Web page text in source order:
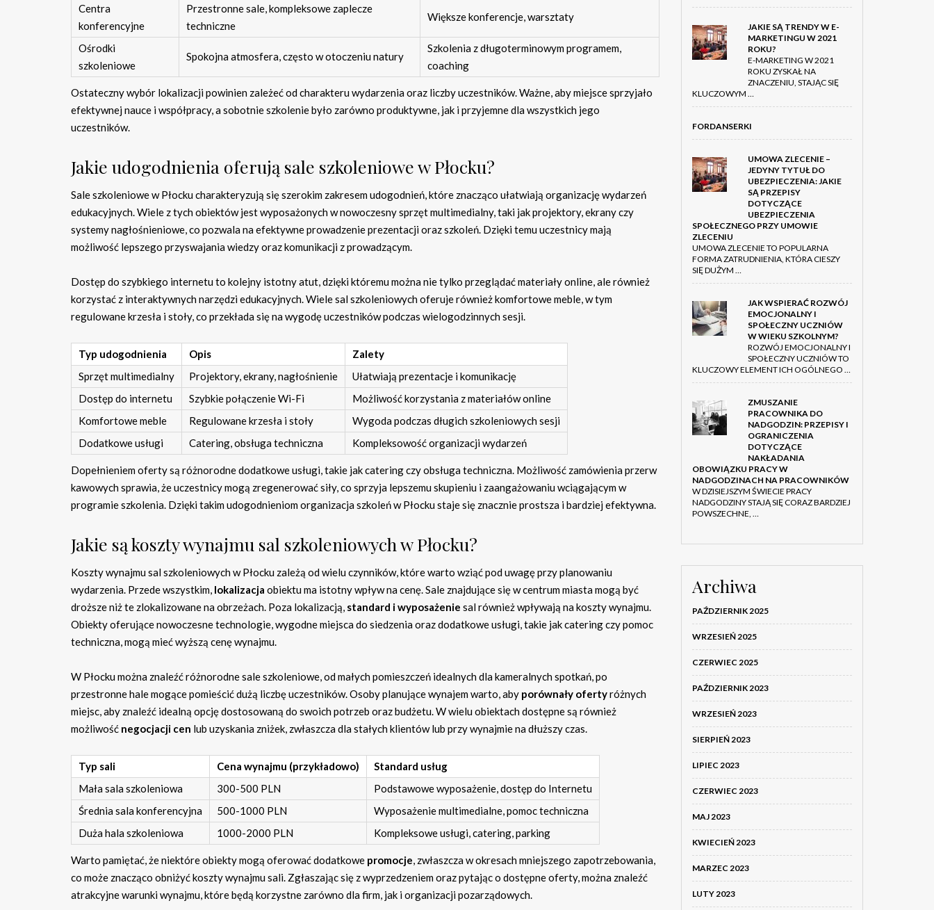
Centra
konferencyjne
Przestronne sale, kompleksowe zaplecze
techniczne
Większe konferencje, warsztaty
Ośrodki
szkoleniowe
Spokojna atmosfera, często w otoczeniu natury
Szkolenia z długoterminowym programem,
coaching
Ostateczny wybór lokalizacji powinien zależeć od charakteru wydarzenia oraz liczby uczestników. Ważne, aby miejsce sprzyjało
efektywnej nauce i współpracy, a sobotnie szkolenie było zarówno produktywne, jak i przyjemne dla wszystkich jego
uczestników.
Jakie udogodnienia oferują sale szkoleniowe w Płocku?
Sale szkoleniowe w Płocku charakteryzują się szerokim zakresem udogodnień, które znacząco ułatwiają organizację wydarzeń
edukacyjnych. Wiele z tych obiektów jest wyposażonych w nowoczesny sprzęt multimedialny, taki jak projektory, ekrany czy
systemy nagłośnieniowe, co pozwala na efektywne prowadzenie prezentacji oraz szkoleń. Dzięki temu uczestnicy mają
możliwość lepszego przyswajania wiedzy oraz komunikacji z prowadzącym.
Dostęp do szybkiego internetu to kolejny istotny atut, dzięki któremu można nie tylko przeglądać materiały online, ale również
korzystać z interaktywnych narzędzi edukacyjnych. Wiele sal szkoleniowych oferuje również komfortowe meble, w tym
regulowane krzesła i stoły, co przekłada się na wygodę uczestników podczas wielogodzinnych sesji.
Typ udogodnienia Opis
Zalety
Sprzęt multimedialny
Projektory, ekrany, nagłośnienie
Ułatwiają prezentacje i komunikację
Dostęp do internetu
Szybkie połączenie Wi-Fi
Możliwość korzystania z materiałów online
Komfortowe meble
Regulowane krzesła i stoły
Wygoda podczas długich szkoleniowych sesji
Dodatkowe usługi
Catering, obsługa techniczna Kompleksowość organizacji wydarzeń
Dopełnieniem oferty są różnorodne dodatkowe usługi, takie jak catering czy obsługa techniczna. Możliwość zamówienia przerw
kawowych sprawia, że uczestnicy mogą zregenerować siły, co sprzyja lepszemu skupieniu i zaangażowaniu wciągającym w
programie szkolenia. Dzięki takim udogodnieniom organizacja szkoleń w Płocku staje się znacznie prostsza i bardziej efektywna.
Jakie są koszty wynajmu sal szkoleniowych w Płocku?
Koszty wynajmu sal szkoleniowych w Płocku zależą od wielu czynników, które warto wziąć pod uwagę przy planowaniu
wydarzenia. Przede wszystkim, lokalizacja obiektu ma istotny wpływ na cenę. Sale znajdujące się w centrum miasta mogą być
droższe niż te zlokalizowane na obrzeżach. Poza lokalizacją, standard i wyposażenie sal również wpływają na koszty wynajmu.
Obiekty oferujące nowoczesne technologie, wygodne miejsca do siedzenia oraz dodatkowe usługi, takie jak catering czy pomoc
techniczna, mogą mieć wyższą cenę wynajmu.
W Płocku można znaleźć różnorodne sale szkoleniowe, od małych pomieszczeń idealnych dla kameralnych spotkań, po
przestronne hale mogące pomieścić dużą liczbę uczestników. Osoby planujące wynajem warto, aby porównały ofertyróżnych
miejsc, aby znaleźć idealną opcję dostosowaną do swoich potrzeb oraz budżetu. W wielu obiektach dostępne są również
możliwość negocjacji cen lub uzyskania zniżek, zwłaszcza dla stałych klientów lub przy wynajmie na dłuższy czas.
Typ sali Cena wynajmu (przykładowo)
Standard usług
Mała sala szkoleniowa
300-500 PLN
Podstawowe wyposażenie, dostęp do Internetu
Średnia sala konferencyjna
500-1000 PLN
Wyposażenie multimedialne, pomoc techniczna
Duża hala szkoleniowa
1000-2000 PLN Kompleksowe usługi, catering, parking
Warto pamiętać, że niektóre obiekty mogą oferować dodatkowe promocje, zwłaszcza w okresach mniejszego zapotrzebowania,
co może znacząco obniżyć koszty wynajmu sali. Zgłaszając się z wyprzedzeniem oraz pytając o dostępne oferty, można znaleźć
atrakcyjne warunki wynajmu, które będą korzystne zarówno dla firm, jak i organizacji pozarządowych.
JAKIE SĄ TRENDY W E-
MARKETINGU W 2021
ROKU?
E-MARKETING W 2021
ROKU ZYSKAŁ NA
ZNACZENIU, STAJĄC SIĘ
KLUCZOWYM …
FORDANSERKI
UMOWA ZLECENIE –
JEDYNY TYTUŁ DO
UBEZPIECZENIA: JAKIE
SĄ PRZEPISY
DOTYCZĄCE
UBEZPIECZENIA
SPOŁECZNEGO PRZY UMOWIE
ZLECENIU
UMOWA ZLECENIE TO POPULARNA
FORMA ZATRUDNIENIA, KTÓRA CIESZY
SIĘ DUŻYM …
JAK WSPIERAĆ ROZWÓJ
EMOCJONALNY I
SPOŁECZNY UCZNIÓW
W WIEKU SZKOLNYM?
ROZWÓJ EMOCJONALNY I
SPOŁECZNY UCZNIÓW TO
KLUCZOWY ELEMENT ICH OGÓLNEGO …
ZMUSZANIE
PRACOWNIKA DO
NADGODZIN: PRZEPISY I
OGRANICZENIA
DOTYCZĄCE
NAKŁADANIA
OBOWIĄZKU PRACY W
NADGODZINACH NA PRACOWNIKÓW
W DZISIEJSZYM ŚWIECIE PRACY
NADGODZINY STAJĄ SIĘ CORAZ BARDZIEJ
POWSZECHNE, …
Archiwa
PAŹDZIERNIK 2025
WRZESIEŃ 2025
CZERWIEC 2025
PAŹDZIERNIK 2023
WRZESIEŃ 2023
SIERPIEŃ 2023
LIPIEC 2023
CZERWIEC 2023
MAJ 2023
KWIECIEŃ 2023
MARZEC 2023
LUTY 2023